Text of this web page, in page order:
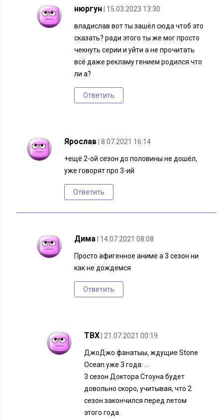
нюргун | 15.03.2023 13:30
владислав вот ты зашёл сюда чтоб это
сказать? ради этого ты же мог просто
чекнуть серии и уйти а не прочитать
всё даже рекламу гением родился что
ли а?
Ответить
Ярослав | 8.07.2021 16:14
+ещё 2-ой сезон до половины не дошёл,
уже говорят про 3-ий
Ответить
Дима | 14.07.2021 08:08
Просто афигенное аниме а 3 сезон ни
как не дождемся
Ответить
TBX | 21.07.2021 00:19
ДжоДжо фанатыы, ждущие Stone
Ocean уже 3 года: …
3 сезон Доктора Стоуна будет
довольно скоро, учитывая, что 2
сезон закончился перед летом
этого года.